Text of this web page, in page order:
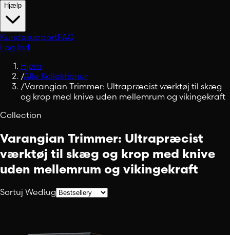
Hjælp
KundesupportFAQ
Log Ind
Hjem
/Alle Kollektioner
/Varangian Trimmer: Ultrapræcist værktøj til skæg
og krop med knive uden mellemrum og vikingekraft
Collection
Varangian Trimmer: Ultrapræcist
værktøj til skæg og krop med knive
uden mellemrum og vikingekraft
Sortuj Według